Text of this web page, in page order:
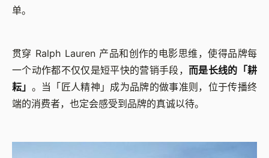
单。
贯穿 Ralph Lauren 产品和创作的电影思维，使得品牌每
一个动作都不仅仅是短平快的营销手段， 而是长线的「耕
耘」 。当「匠人精神」成为品牌的做事准则，位于传播终
端的消费者，也定会感受到品牌的真诚以待。